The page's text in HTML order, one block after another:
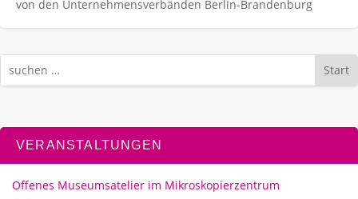
von den Unternehmens­verbänden Berlin-Brandenburg
Start
VERANSTALTUNGEN
Offenes Museumsatelier im Mikroskopierzentrum